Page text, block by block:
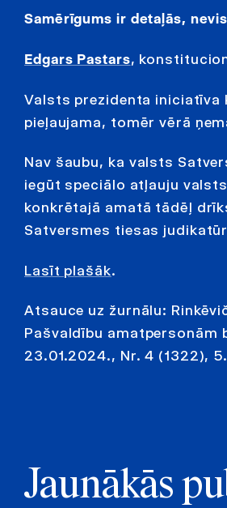
Samērīgums ir detaļās,
Edgars Pastars,
Valsts prezidenta iniciatīva
pieļaujama, tomēr vērā
Nav šaubu, ka valsts
iegūt speciālo atļauju
konkrētajā amatā tādēļ
Satversmes tiesas
Lasīt plašāk.
Atsauce uz žurnālu:
Pašvaldību amatpersonām
23.01.2024., Nr. 4 (1322),
Jaunākās